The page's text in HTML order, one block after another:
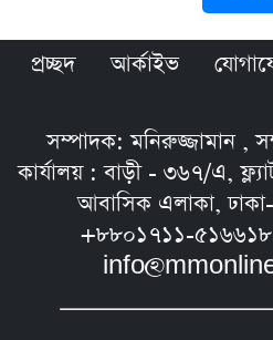
প্রচ্ছদ আর্কাইভ
সম্পাদক: মনিরুজ্জামান ,
কার্যালয় : বাড়ী - ৩৬৭/এ,
আবাসিক এলাকা,
+৮৮০১৭১১-